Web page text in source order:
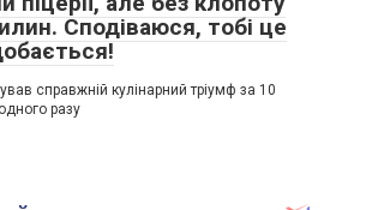
Сподіваюся, тобі це
справжній кулінарний тріумф за 10
разу